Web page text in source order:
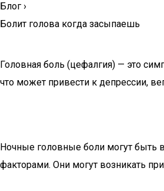
Блог ›
Болит голова когда засыпаешь
Головная боль (цефалгия) — это
что может привести к депрессии,
Ночные головные боли могут быть
факторами. Они могут возникать